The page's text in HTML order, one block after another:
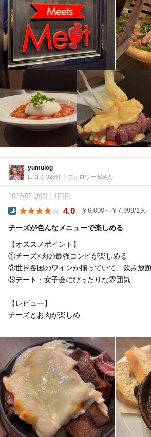
yumulog
口コミ 928件 フォロワー 504人
2026/07 訪問 1回目
4.0 ￥6,000～￥7,999/1人
チーズが色んなメニューで楽しめる
【オススメポイント】
①チーズ×肉の最強コンビが楽しめる
②世界各国のワインが揃っていて、飲み放
③デート・女子会にぴったりな雰囲気
【レビュー】
チーズとお肉が楽しめ...